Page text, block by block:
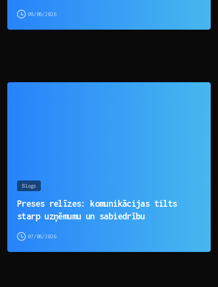
08/08/2026
Blogs
Preses relīzes: komunikācijas tilts
starp uzņēmumu un sabiedrību
07/08/2026